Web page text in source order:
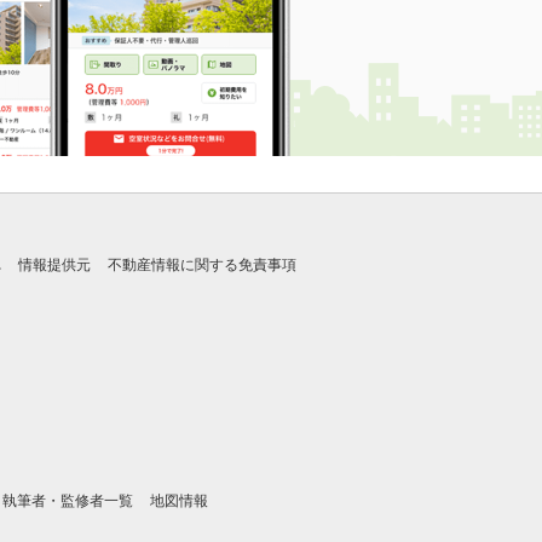
情報提供元 不動産情報に関する免責事項
執筆者・監修者一覧 地図情報